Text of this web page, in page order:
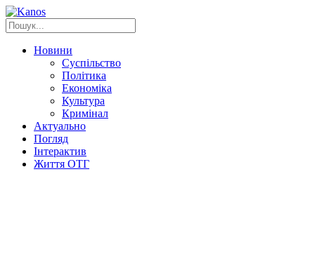
Новини
Суспільство
Політика
Економіка
Культура
Кримінал
Актуально
Погляд
Інтерактив
Життя ОТГ